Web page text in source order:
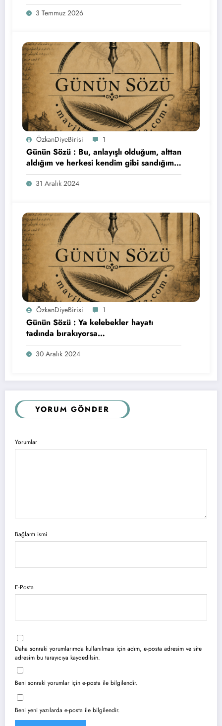
3 Temmuz 2026
ÖzkanDiyeBirisi 1
Günün Sözü : Bu, anlayışlı olduğum, alttan
aldığım ve herkesi kendim gibi sandığım
son yıldı. Herkese bol şans…
31 Aralık 2024
ÖzkanDiyeBirisi 1
Günün Sözü : Ya kelebekler hayatı
tadında bırakıyorsa…
30 Aralık 2024
YORUM GÖNDER
Yorumlar
Bağlantı ismi
E-Posta
Daha sonraki yorumlarımda kullanılması için adım, e-posta adresim ve site
adresim bu tarayıcıya kaydedilsin.
Beni sonraki yorumlar için e-posta ile bilgilendir.
Beni yeni yazılarda e-posta ile bilgilendir.